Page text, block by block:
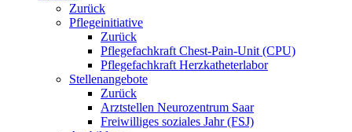
Zurück
Pflegeinitiative
Zurück
Pflegefachkraft Chest-Pain-Unit (CPU)
Pflegefachkraft Herzkatheterlabor
Stellenangebote
Zurück
Arztstellen Neurozentrum Saar
Freiwilliges soziales Jahr (FSJ)